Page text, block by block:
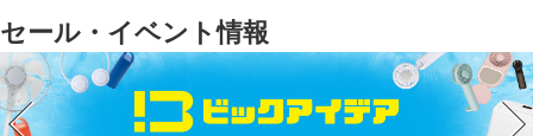
セール・イベント情報